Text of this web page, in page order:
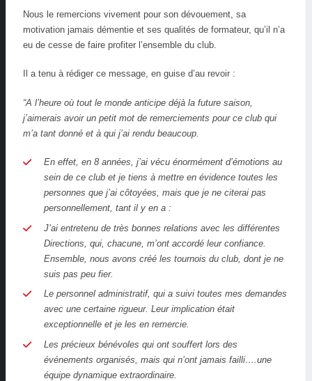
Nous le remercions vivement pour son dévouement, sa
motivation jamais démentie et ses qualités de formateur, qu’il n’a
eu de cesse de faire profiter l’ensemble du club.
Il a tenu à rédiger ce message, en guise d’au revoir :
“A l’heure où tout le monde anticipe déjà la future saison,
j’aimerais avoir un petit mot de remerciements pour ce club qui
m’a tant donné et à qui j’ai rendu beaucoup.
En effet, en 8 années, j’ai vécu énormément d’émotions au
sein de ce club et je tiens à mettre en évidence toutes les
personnes que j’ai côtoyées, mais que je ne citerai pas
personnellement, tant il y en a :
J’ai entretenu de très bonnes relations avec les différentes
Directions, qui, chacune, m’ont accordé leur confiance.
Ensemble, nous avons créé les tournois du club, dont je ne
suis pas peu fier.
Le personnel administratif, qui a suivi toutes mes demandes
avec une certaine rigueur. Leur implication était
exceptionnelle et je les en remercie.
Les précieux bénévoles qui ont souffert lors des
événements organisés, mais qui n’ont jamais failli….une
équipe dynamique extraordinaire.